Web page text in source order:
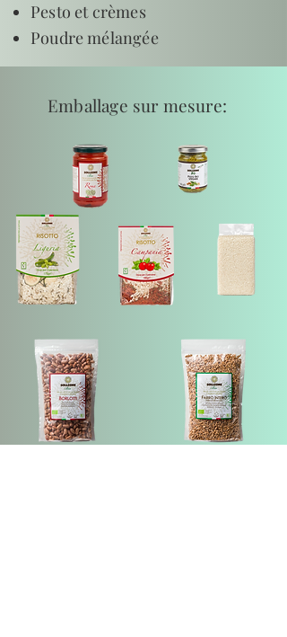
Pesto et crèmes
Poudre mélangée
Emballage sur mesure: